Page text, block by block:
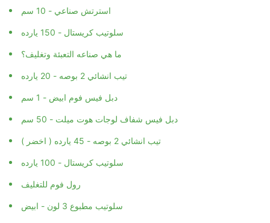
استرتش صناعي - 10 سم
سلوتيب كريستال - 150 يارده
ما هي صناعه التعبئة وتغليف؟
تيب انشائي 2 بوصه - 20 يارده
دبل فيس فوم ابيض - 1 سم
دبل فيس شفاف لوجات هوت ميلت - 50 سم
تيب انشائي 2 بوصه - 45 يارده ( اخضر )
سلوتيب كريستال - 100 يارده
رول فوم للتغليف
سلوتيب مطبوع 3 لون - ابيض